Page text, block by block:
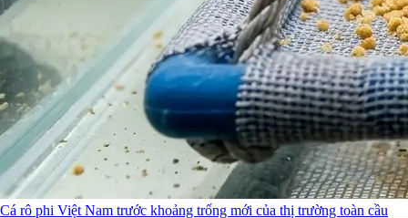
Cá rô phi Việt Nam trước khoảng trống mới của thị trường toàn cầu